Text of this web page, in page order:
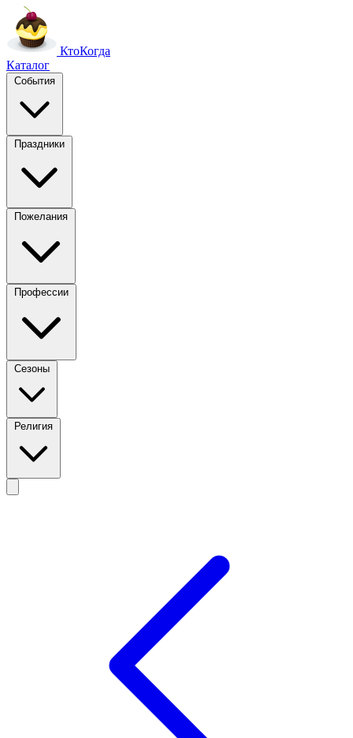
КтоКогда
Каталог
События
Праздники
Пожелания
Профессии
Сезоны
Религия